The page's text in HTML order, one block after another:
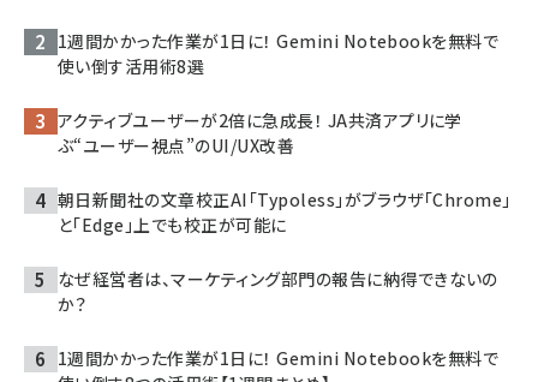
1週間かかった作業が1日に！ Gemini Notebookを無料で
使い倒す活用術8選
アクティブユーザーが2倍に急成長！ JA共済アプリに学
ぶ“ユーザー視点”のUI/UX改善
朝日新聞社の文章校正AI「Typoless」がブラウザ「Chrome」
と「Edge」上でも校正が可能に
なぜ経営者は、マーケティング部門の報告に納得できないの
か？
1週間かかった作業が1日に！ Gemini Notebookを無料で